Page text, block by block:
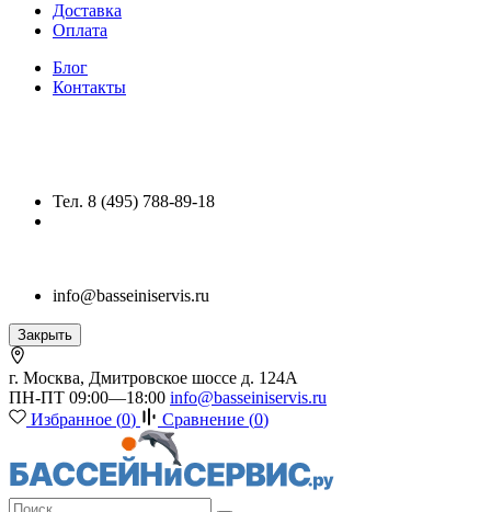
Доставка
Оплата
Блог
Контакты
Тел. 8 (495) 788-89-18
info@basseiniservis.ru
Закрыть
г. Москва, Дмитровское шоссе д. 124А
ПН-ПТ 09:00—18:00 info@basseiniservis.ru
Избранное (0) Сравнение (0)